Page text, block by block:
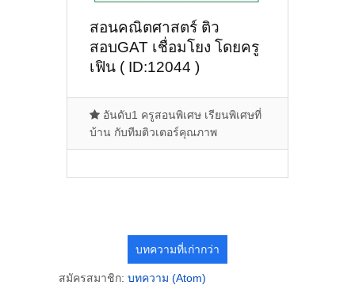
สอนคณิตศาสตร์ ติว
สอบGAT เชื่อมโยง โดยครู
เฟิน ( ID:12044 )
อันดับ1 ครูสอนพิเศษ เรียนพิเศษที่
บ้าน กับทีมติวเตอร์คุณภาพ
บทความที่เก่ากว่า
สมัครสมาชิก: บทความ (Atom)